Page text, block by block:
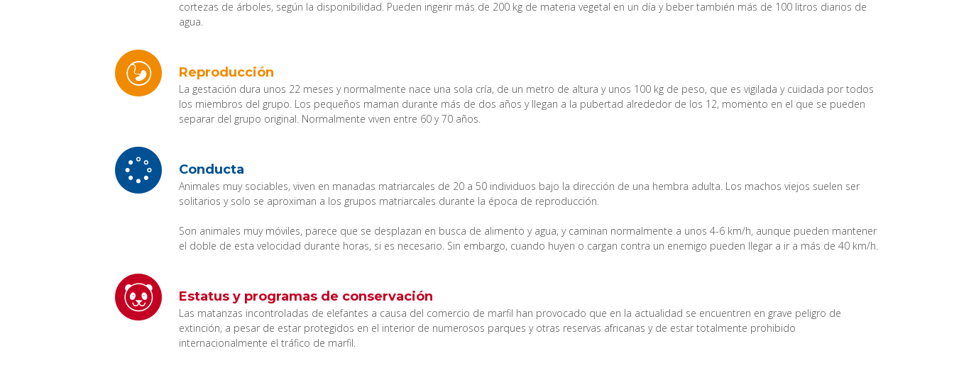
cortezas de árboles, según la disponibilidad. Pueden ingerir más de 200 kg de materia vegetal en un día y beber también más de 100 litros diarios de
agua.
Reproducción
La gestación dura unos 22 meses y normalmente nace una sola cría, de un metro de altura y unos 100 kg de peso, que es vigilada y cuidada por todos
los miembros del grupo. Los pequeños maman durante más de dos años y llegan a la pubertad alrededor de los 12, momento en el que se pueden
separar del grupo original. Normalmente viven entre 60 y 70 años.
Conducta
Animales muy sociables, viven en manadas matriarcales de 20 a 50 individuos bajo la dirección de una hembra adulta. Los machos viejos suelen ser
solitarios y solo se aproximan a los grupos matriarcales durante la época de reproducción.
Son animales muy móviles, parece que se desplazan en busca de alimento y agua, y caminan normalmente a unos 4-6 km/h, aunque pueden mantener
el doble de esta velocidad durante horas, si es necesario. Sin embargo, cuando huyen o cargan contra un enemigo pueden llegar a ir a más de 40 km/h.
Estatus y programas de conservación
Las matanzas incontroladas de elefantes a causa del comercio de marfil han provocado que en la actualidad se encuentren en grave peligro de
extinción, a pesar de estar protegidos en el interior de numerosos parques y otras reservas africanas y de estar totalmente prohibido
internacionalmente el tráfico de marfil.